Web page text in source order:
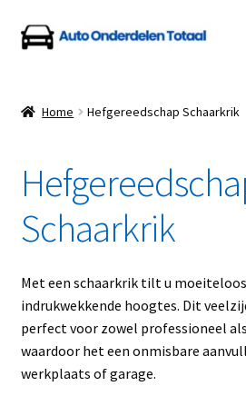
Ga
door
navigatie
Ga
naar
inhoud
Auto Onderdelen Shop
Betalen en Verzenden
Blog
Contact
Klantenservice
Home Hefgereedschap Schaarkrik
Schaarkrik
Met een schaarkrik tilt u
indrukwekkende hoogtes. Dit
perfect voor zowel professioneel
waardoor het een onmisbare
werkplaats of garage.